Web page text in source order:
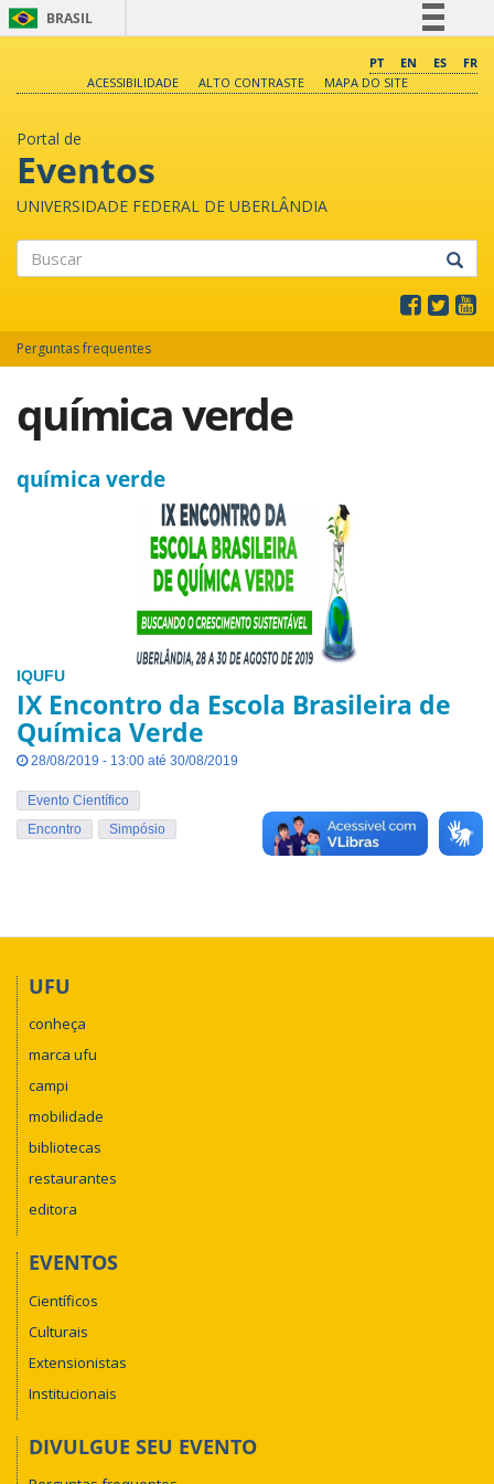
BRASIL
Comunica BR
PT EN ES
FR
ACESSIBILIDADE
ALTO CONTRASTE MAPA DO SITE
Portal de
Eventos
UNIVERSIDADE FEDERAL DE UBERLÂNDIA
Perguntas frequentes
química verde
química verde
IQUFU
IX Encontro da Escola Brasileira de
Química Verde
28/08/2019 - 13:00 até 30/08/2019
Evento Científico
Encontro
Simpósio
UFU
conheça
marca ufu
campi
mobilidade
bibliotecas
restaurantes
editora
EVENTOS
Científicos
Culturais
Extensionistas
Institucionais
DIVULGUE SEU EVENTO